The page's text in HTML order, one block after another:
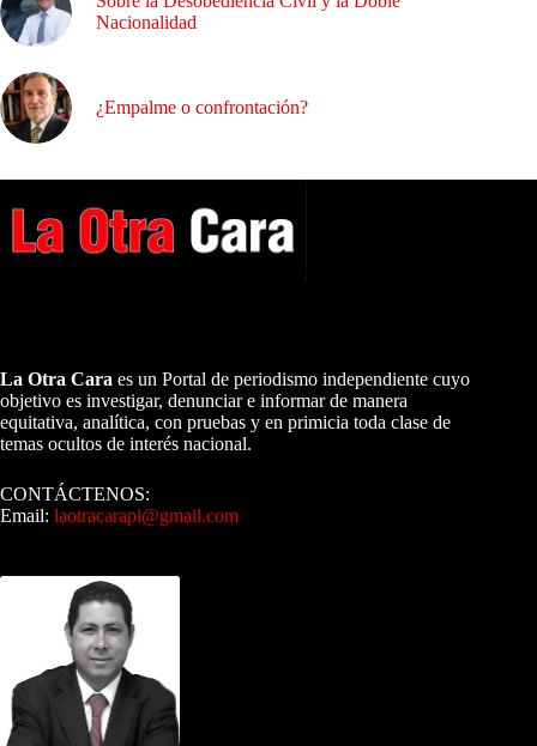
Nacionalidad
¿Empalme o confrontación?
La Otra Cara es un Portal de periodismo independiente cuyo
objetivo es investigar, denunciar e informar de manera
equitativa, analítica, con pruebas y en primicia toda clase de
temas ocultos de interés nacional.
CONTÁCTENOS:
Email: laotracarapi@gmail.com